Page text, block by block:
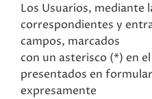
Los Usuarios, mediante
correspondientes y
campos, marcados
con un asterisco (*) en
presentados en
expresamente